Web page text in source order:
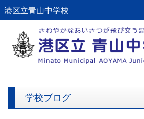
港区立青山中学校
学校ブログ